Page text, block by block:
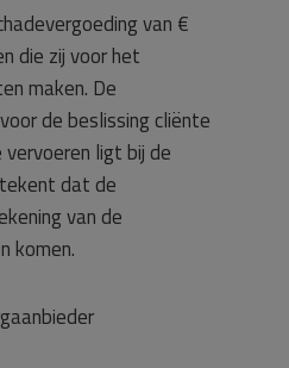
van €
die zij voor het
maken. De
de beslissing cliënte
ligt bij de
dat de
van de
komen.